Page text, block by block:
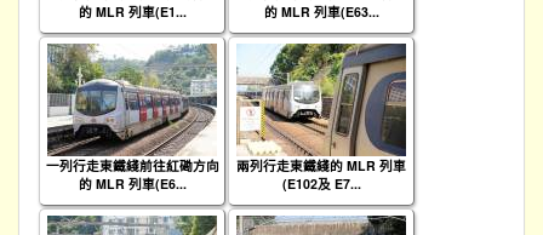
的 MLR 列車(E1...
的 MLR 列車(E63...
一列行走東鐵綫前往紅磡方向
的 MLR 列車(E6...
兩列行走東鐵綫的 MLR 列車
(E102及 E7...